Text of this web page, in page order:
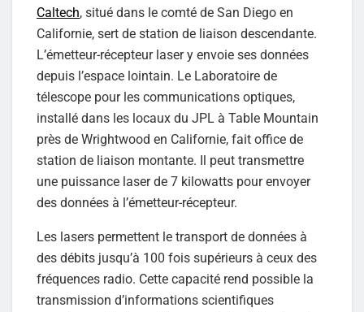
Caltech, situé dans le comté de San Diego en
Californie, sert de station de liaison descendante.
L’émetteur-récepteur laser y envoie ses données
depuis l’espace lointain. Le Laboratoire de
télescope pour les communications optiques,
installé dans les locaux du JPL à Table Mountain
près de Wrightwood en Californie, fait office de
station de liaison montante. Il peut transmettre
une puissance laser de 7 kilowatts pour envoyer
des données à l’émetteur-récepteur.
Les lasers permettent le transport de données à
des débits jusqu’à 100 fois supérieurs à ceux des
fréquences radio. Cette capacité rend possible la
transmission d’informations scientifiques